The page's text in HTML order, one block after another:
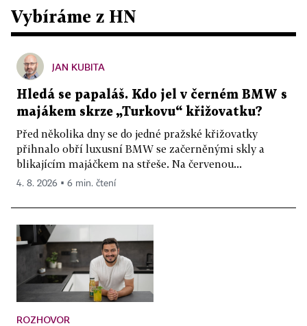
Vybíráme z HN
JAN KUBITA
Hledá se papaláš. Kdo jel v černém BMW s
majákem skrze „Turkovu“ křižovatku?
Před několika dny se do jedné pražské křižovatky
přihnalo obří luxusní BMW se začerněnými skly a
blikajícím majáčkem na střeše. Na červenou...
4. 8. 2026 ▪ 6 min. čtení
ROZHOVOR